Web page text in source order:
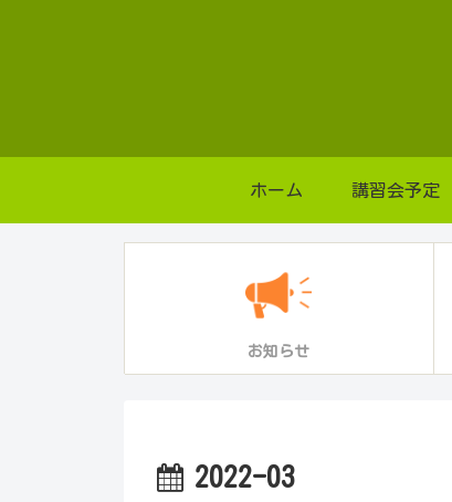
ホーム 講習会予定
お知らせ
2022-03